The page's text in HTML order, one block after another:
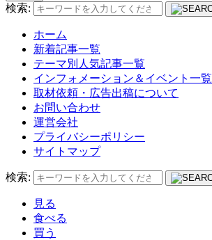
検索:
ホーム
新着記事一覧
テーマ別人気記事一覧
インフォメーション＆イベント一覧
取材依頼・広告出稿について
お問い合わせ
運営会社
プライバシーポリシー
サイトマップ
検索:
見る
食べる
買う